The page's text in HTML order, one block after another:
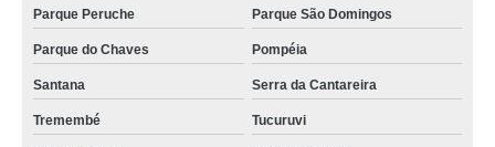
Parque Peruche Parque São Domingos
Parque do Chaves Pompéia
Santana Serra da Cantareira
Tremembé Tucuruvi